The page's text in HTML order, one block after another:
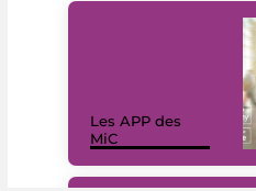
Les APP des
MiC